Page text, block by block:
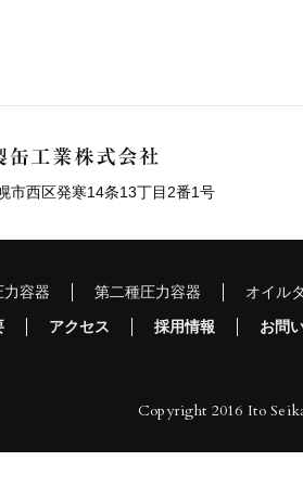
西区発寒14条13丁目2番1号
力容器 第二種圧力容器
オイル
アクセス 採用情報 お問
Copyright 2016 Ito